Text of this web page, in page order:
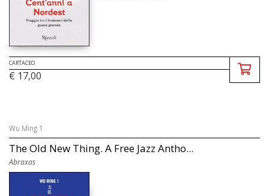
CARTACEO
€ 17,00
Wu Ming 1
The Old New Thing. A Free Jazz Antho...
Abraxas